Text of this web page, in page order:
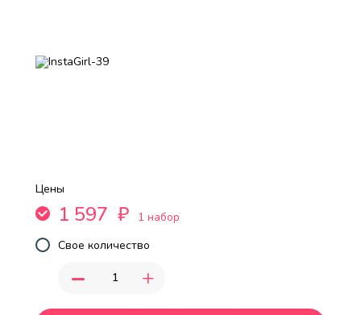
Цены
1 597 ₽
1 набор
Свое количество
- +